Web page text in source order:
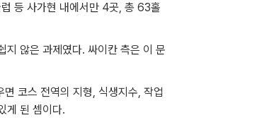
등 사가현 내에서만 4곳, 총 63홀
지 않은 과제였다. 싸이칸 측은 이 문
코스 전역의 지형, 식생지수, 작업
게 된 셈이다.